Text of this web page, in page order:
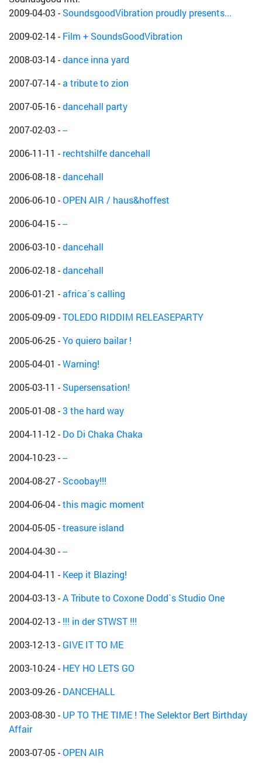
2009-04-03 -SoundsgoodVibration proudly presents...
2009-02-14-Film + SoundsGoodVibration
2008-03-14-dance inna yard
2007-07-14-a tribute to zion
2007-05-16-dancehall party
2007-02-03 ---
2006-11-11 -rechtshilfe dancehall
2006-08-18-dancehall
2006-06-10-OPEN AIR / haus&hoffest
2006-04-15---
2006-03-10-dancehall
2006-02-18-dancehall
2006-01-21 -africa´s calling
2005-09-09 -TOLEDO RIDDIM RELEASEPARTY
2005-06-25-Yo quiero bailar !
2005-04-01 -Warning!
2005-03-11 -Supersensation!
2005-01-08-3 the hard way
2004-11-12 -Do Di Chaka Chaka
2004-10-23 ---
2004-08-27-Scoobay!!!
2004-06-04-this magic moment
2004-05-05-treasure island
2004-04-30---
2004-04-11 -Keep it Blazing!
2004-03-13 -A Tribute to Coxone Dodd`s Studio One
2004-02-13 -!!! in der STWST !!!
2003-12-13 -GIVE IT TO ME
2003-10-24-HEY HO LETS GO
2003-09-26-DANCEHALL
2003-08-30-UP TO THE TIME ! The Selektor Bert Birthday
Affair
2003-07-05-OPEN AIR